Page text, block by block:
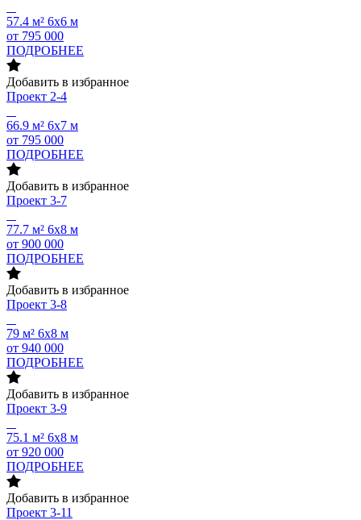
57.4 м² 6х6 м
от 795 000
ПОДРОБНЕЕ
Добавить в избранное
Проект 2-4
66.9 м² 6х7 м
от 795 000
ПОДРОБНЕЕ
Добавить в избранное
Проект 3-7
77.7 м² 6х8 м
от 900 000
ПОДРОБНЕЕ
Добавить в избранное
Проект 3-8
79 м² 6х8 м
от 940 000
ПОДРОБНЕЕ
Добавить в избранное
Проект 3-9
75.1 м² 6х8 м
от 920 000
ПОДРОБНЕЕ
Добавить в избранное
Проект 3-11